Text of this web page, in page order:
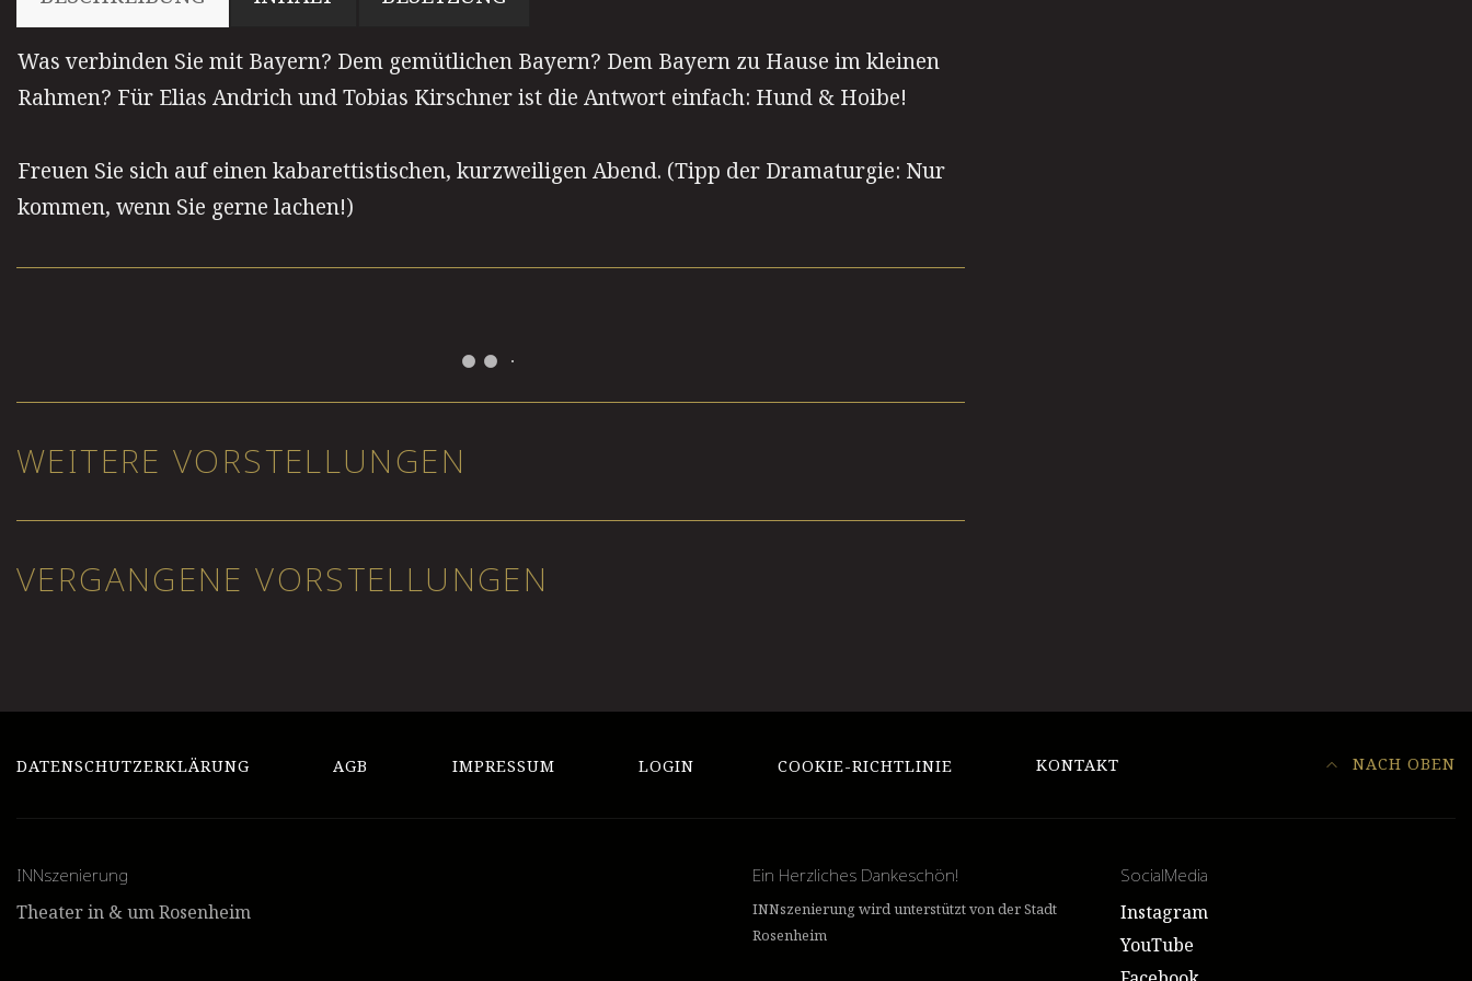
Was verbinden Sie mit Bayern? Dem gemütlichen Bayern? Dem Bayern zu Hause im kleinen
Rahmen? Für Elias Andrich und Tobias Kirschner ist die Antwort einfach: Hund & Hoibe!
Freuen Sie sich auf einen kabarettistischen, kurzweiligen Abend. (Tipp der Dramaturgie: Nur
kommen, wenn Sie gerne lachen!)
WEITERE VORSTELLUNGEN
VERGANGENE VORSTELLUNGEN
DATENSCHUTZERKLÄRUNG AGB IMPRESSUM LOGIN COOKIE-RICHTLINIE KONTAKT NACH OBEN
INNszenierung
Theater in & um Rosenheim
Ein Herzliches Dankeschön!
INNszenierung wird unterstützt von der Stadt
Rosenheim
SocialMedia
Instagram
YouTube